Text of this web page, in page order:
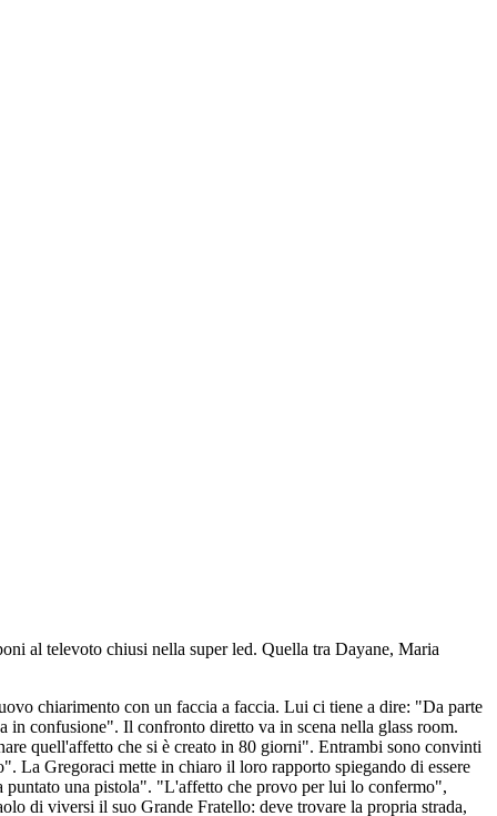
al televoto chiusi nella super led. Quella tra Dayane, Maria
chiarimento con un faccia a faccia. Lui ci tiene a dire: "Da parte
in confusione". Il confronto diretto va in scena nella glass room.
quell'affetto che si è creato in 80 giorni". Entrambi sono convinti
La Gregoraci mette in chiaro il loro rapporto spiegando di essere
puntato una pistola". "L'affetto che provo per lui lo confermo",
di viversi il suo Grande Fratello: deve trovare la propria strada,